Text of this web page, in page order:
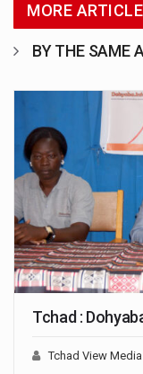
MORE
BY THE SAME
Tchad :
Tchad View Media